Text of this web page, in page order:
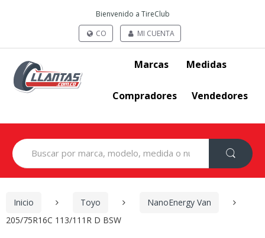
Bienvenido a TireClub
CO
MI CUENTA
Marcas Medidas
Compradores Vendedores
Search
for:
Inicio Toyo
NanoEnergy Van
205/75R16C 113/111R D BSW